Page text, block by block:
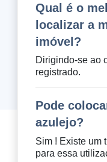
Qual é o
localizar a
imóvel?
Dirigindo-se ao
registrado.
Pode
azulejo?
Sim ! Existe um
para essa